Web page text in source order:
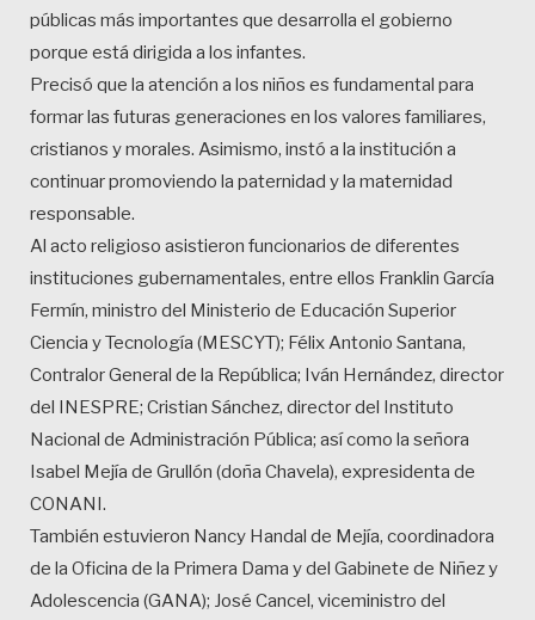
públicas más importantes que desarrolla el gobierno
porque está dirigida a los infantes.
Precisó que la atención a los niños es fundamental para
formar las futuras generaciones en los valores familiares,
cristianos y morales. Asimismo, instó a la institución a
continuar promoviendo la paternidad y la maternidad
responsable.
Al acto religioso asistieron funcionarios de diferentes
instituciones gubernamentales, entre ellos Franklin García
Fermín, ministro del Ministerio de Educación Superior
Ciencia y Tecnología (MESCYT); Félix Antonio Santana,
Contralor General de la República; Iván Hernández, director
del INESPRE; Cristian Sánchez, director del Instituto
Nacional de Administración Pública; así como la señora
Isabel Mejía de Grullón (doña Chavela), expresidenta de
CONANI.
También estuvieron Nancy Handal de Mejía, coordinadora
de la Oficina de la Primera Dama y del Gabinete de Niñez y
Adolescencia (GANA); José Cancel, viceministro del